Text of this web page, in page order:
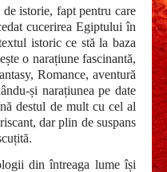
istorie, fapt pentru care
cucerirea Egiptului în
istoric ce stă la baza
o narațiune fascinantă,
Romance, aventură
și narațiunea pe date
destul de mult cu cel al
dar plin de suspans
din întreaga lume își